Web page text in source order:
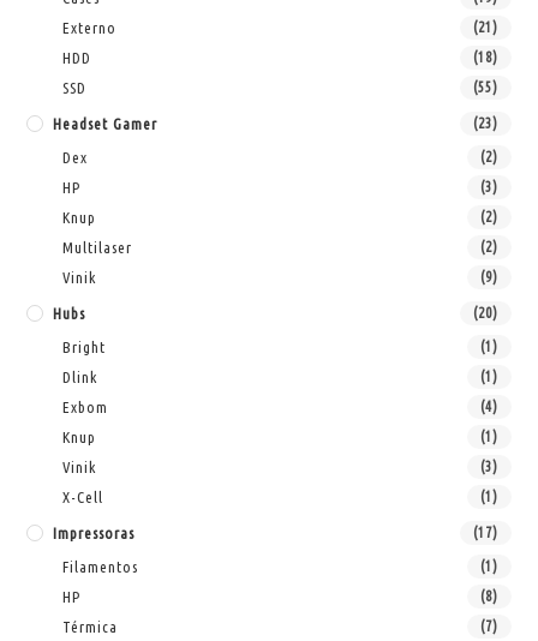
Externo (21)
HDD (18)
SSD (55)
Headset Gamer (23)
Dex (2)
HP (3)
Knup (2)
Multilaser (2)
Vinik (9)
Hubs (20)
Bright (1)
Dlink (1)
Exbom (4)
Knup (1)
Vinik (3)
X-Cell (1)
Impressoras (17)
Filamentos (1)
HP (8)
Térmica (7)